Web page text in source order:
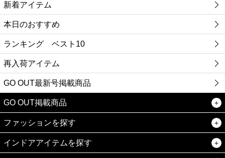
新着アイテム
本日のおすすめ
ランキング ベスト10
再入荷アイテム
GO OUT最新号掲載商品
GO OUT掲載商品
ファッションを探す
インドアアイテムを探す